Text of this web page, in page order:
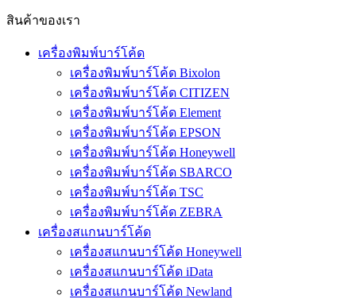
สินค้าของเรา
เครื่องพิมพ์บาร์โค้ด
เครื่องพิมพ์บาร์โค้ด Bixolon
เครื่องพิมพ์บาร์โค้ด CITIZEN
เครื่องพิมพ์บาร์โค้ด Element
เครื่องพิมพ์บาร์โค้ด EPSON
เครื่องพิมพ์บาร์โค้ด Honeywell
เครื่องพิมพ์บาร์โค้ด SBARCO
เครื่องพิมพ์บาร์โค้ด TSC
เครื่องพิมพ์บาร์โค้ด ZEBRA
เครื่องสแกนบาร์โค้ด
เครื่องสแกนบาร์โค้ด Honeywell
เครื่องสแกนบาร์โค้ด iData
เครื่องสแกนบาร์โค้ด Newland